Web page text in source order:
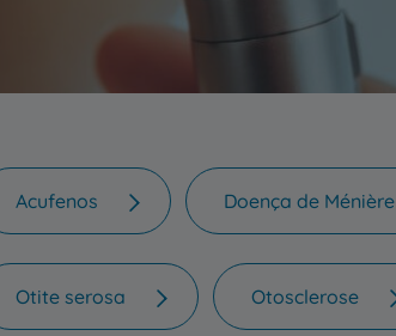
Acufenos Doença de Ménière
Otite serosa Otosclerose